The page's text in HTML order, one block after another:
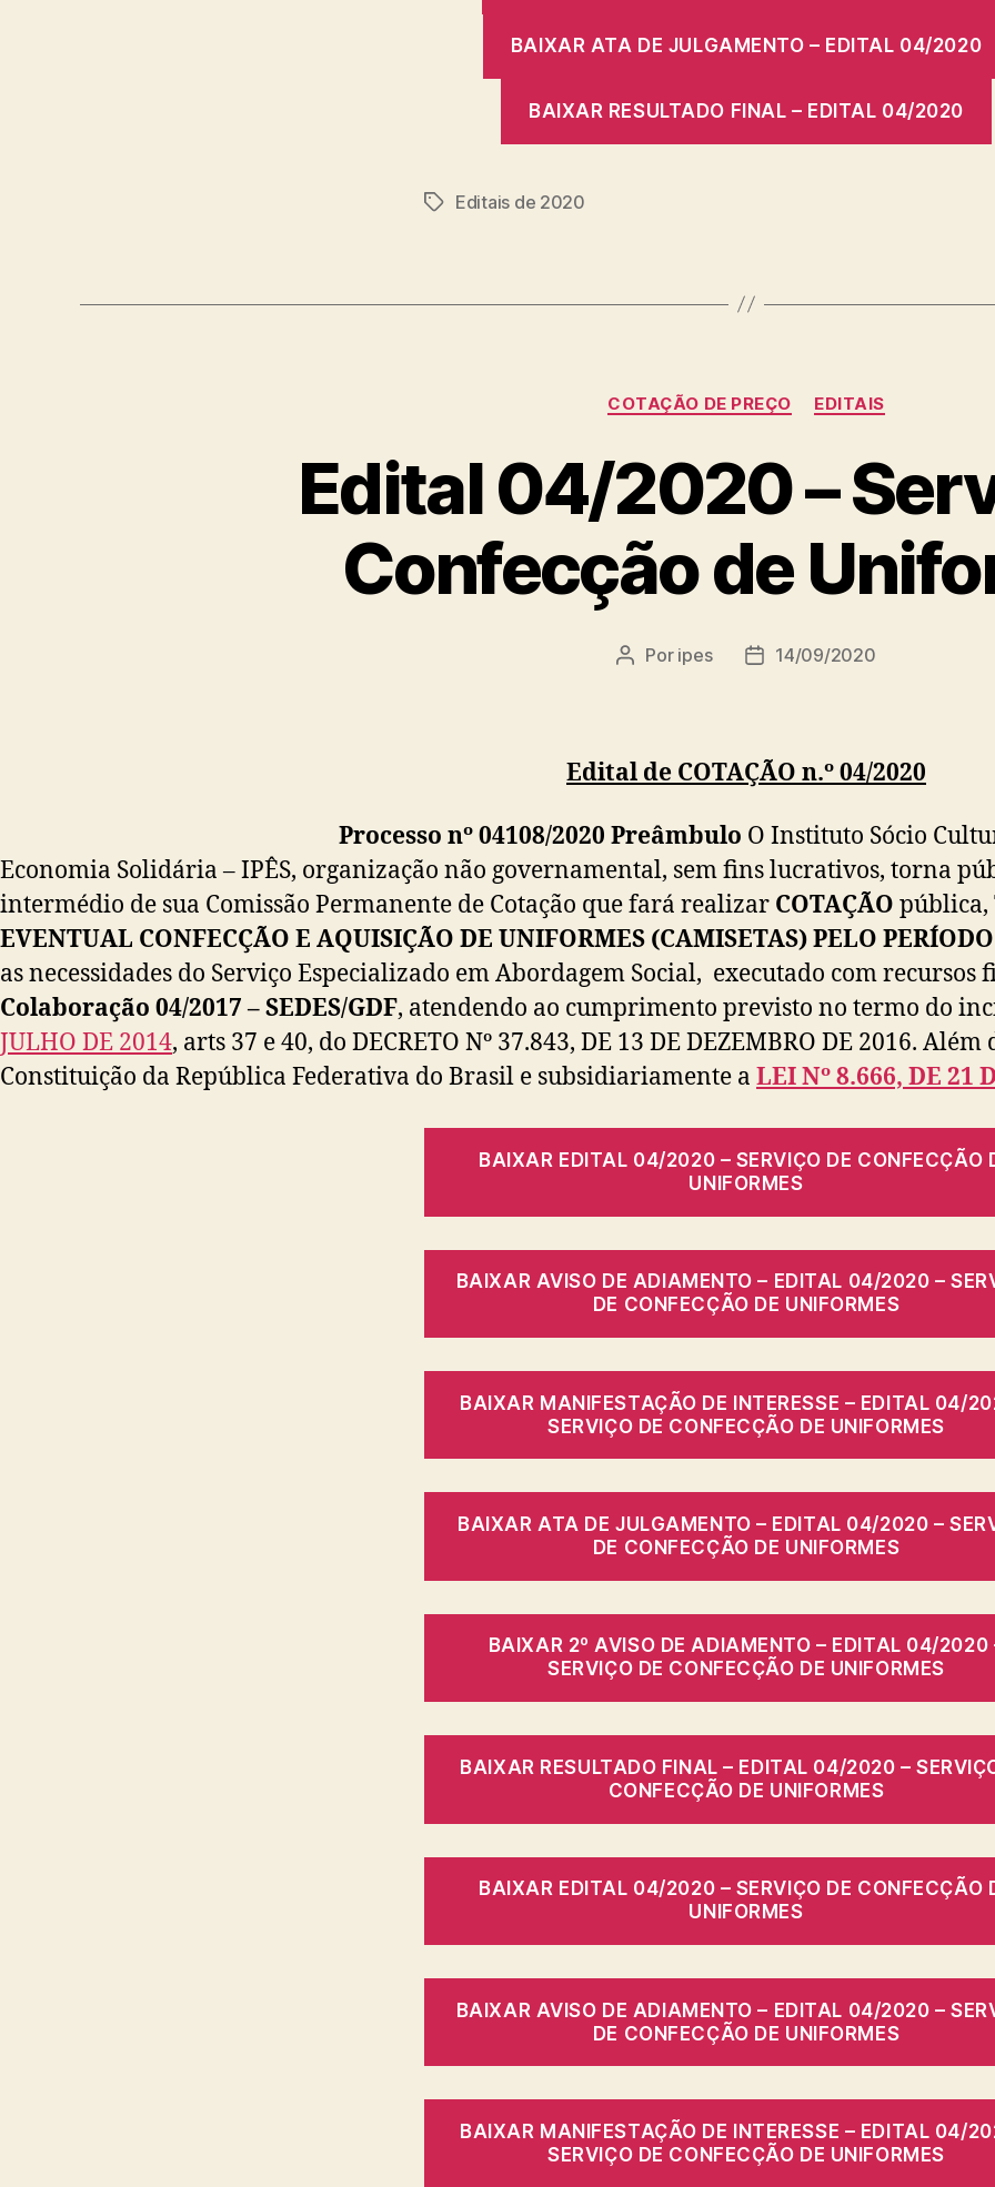
BAIXAR ATA DE JULGAMENTO – EDITAL 04/2020
BAIXAR RESULTADO FINAL – EDITAL 04/2020
TagsEditais de 2020
Categorias
COTAÇÃO DE PREÇO EDITAIS
Edital 04/2020 –
Confecção de
Autor
Por ipes
Data14/09/2020
Edital de COTAÇÃO n.º 04/2020
Processo nº 04108/2020 Preâmbulo O Instituto Sócio
Economia Solidária – IPÊS, organização não governamental, sem fins lucrativos, torna
intermédio de sua Comissão Permanente de Cotação que fará realizar COTAÇÃO pública,
EVENTUAL CONFECÇÃO E AQUISIÇÃO DE UNIFORMES (CAMISETAS) PELO
as necessidades do Serviço Especializado em Abordagem Social, executado com
Colaboração 04/2017 – SEDES/GDF, atendendo ao cumprimento previsto no termo do
JULHO DE 2014, arts 37 e 40, do DECRETO Nº 37.843, DE 13 DE DEZEMBRO DE 2016.
Constituição da República Federativa do Brasil e subsidiariamente a LEI Nº 8.666, DE 21
BAIXAR EDITAL 04/2020 – SERVIÇO DE CONFECÇÃO
UNIFORMES
BAIXAR AVISO DE ADIAMENTO – EDITAL 04/2020 –
DE CONFECÇÃO DE UNIFORMES
BAIXAR MANIFESTAÇÃO DE INTERESSE – EDITAL 04/
SERVIÇO DE CONFECÇÃO DE UNIFORMES
BAIXAR ATA DE JULGAMENTO – EDITAL 04/2020 –
DE CONFECÇÃO DE UNIFORMES
BAIXAR 2º AVISO DE ADIAMENTO – EDITAL 04/2020
SERVIÇO DE CONFECÇÃO DE UNIFORMES
BAIXAR RESULTADO FINAL – EDITAL 04/2020 –
CONFECÇÃO DE UNIFORMES
BAIXAR EDITAL 04/2020 – SERVIÇO DE CONFECÇÃO
UNIFORMES
BAIXAR AVISO DE ADIAMENTO – EDITAL 04/2020 –
DE CONFECÇÃO DE UNIFORMES
BAIXAR MANIFESTAÇÃO DE INTERESSE – EDITAL 04/
SERVIÇO DE CONFECÇÃO DE UNIFORMES